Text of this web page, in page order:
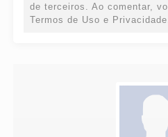
de terceiros. Ao comentar,
Termos de Uso e